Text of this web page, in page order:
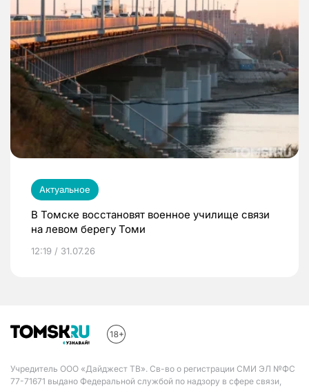
Актуальное
В Томске восстановят военное училище связи
на левом берегу Томи
12:19 / 31.07.26
Учредитель ООО «Дайджест ТВ». Св-во о регистрации СМИ ЭЛ №ФС
77-71671 выдано Федеральной службой по надзору в сфере связи,